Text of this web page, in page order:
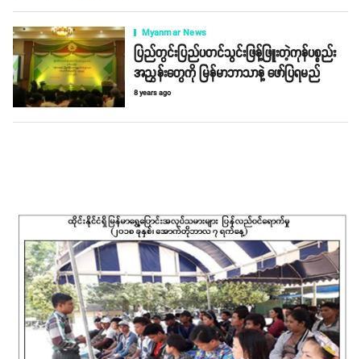
Myanmar News
ပြည်တွင်းပြည်ပတင်သွင်းဖြန့်ဖြူးတဲ့ကုန်ပစ္စည်း
အညွှန်းတွေကို မြန်မာဘာသာနဲ့ ဖော်ပြရမည်
8 years ago